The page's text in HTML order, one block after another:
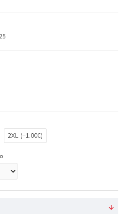
2XL (+1.00€)